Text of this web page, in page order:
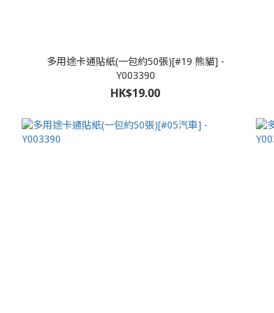
多用途卡通貼紙(一包約50張)[#19 熊貓] -
Y003390
HK$19.00